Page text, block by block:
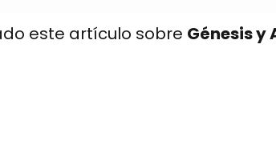
este artículo sobre Génesis y